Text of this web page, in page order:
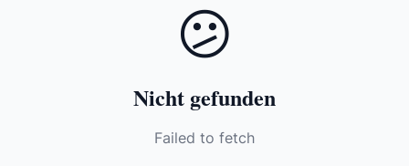
😕
Nicht gefunden
Failed to fetch